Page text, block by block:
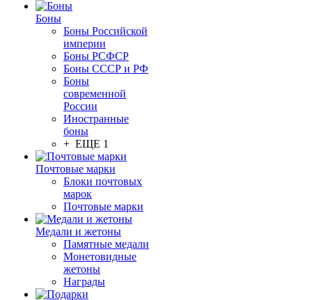
Боны
Боны Российской
империи
Боны РСФСР
Боны СССР и РФ
Боны
современной
России
Иностранные
боны
+ ЕЩЕ 1
Почтовые марки
Блоки почтовых
марок
Почтовые марки
Медали и жетоны
Памятные медали
Монетовидные
жетоны
Награды